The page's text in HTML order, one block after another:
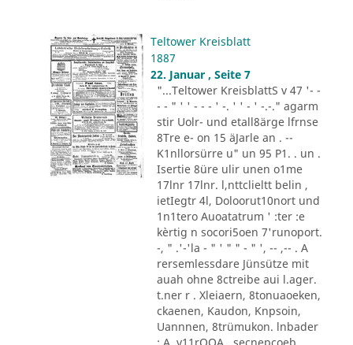
Teltower Kreisblatt
1887
22. Januar , Seite 7
"...Teltower KreisblattS v 47 '- -
- - " ' ' - - - ' -. ' ' - ' -.-." agarm
stir Uolr- und etall8ärge lfrnse
8Tre e- on 15 äJarle an . --
K1nllorsürre u" un 95 P1. . un .
Isertie 8üre ulir unen o1me
17lnr 17lnr. l,nttclieltt belin ,
ietIegtr 4l, Doloorut10nort und
1n1tero Auoatatrum ' :ter :e
kèrtig n socori5oen 7'runoport.
-, " .'-'la - " ' " " - " ', -- ,-- . A
rersemlessdare Jünsütze mit
auah ohne 8ctreibe aui l.ager.
t.ner r . Xleiaern, 8tonuaoeken,
ckaenen, Kaudon, Knpsoin,
Uannnen, 8trümukon. lnbader
: A. v11rQOA . secnepcoeb